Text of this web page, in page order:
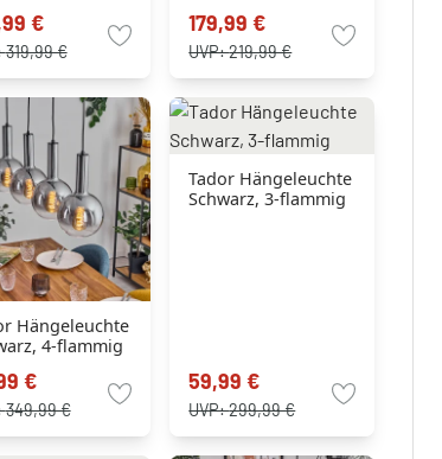
€
319,99 €
179,99 €
UVP:219,99 €
Hängeleuchte
4-flammig
€
349,99 €
Tador Hängeleuchte
Schwarz, 3-flammig
59,99 €
UVP:299,99 €